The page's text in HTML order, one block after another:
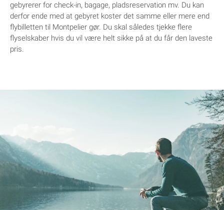
gebyrerer for check-in, bagage, pladsreservation mv. Du kan
derfor ende med at gebyret koster det samme eller mere end
flybilletten til Montpelier gør. Du skal således tjekke flere
flyselskaber hvis du vil være helt sikke på at du får den laveste
pris.